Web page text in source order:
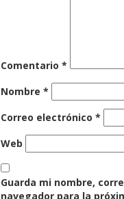
Comentario *
Nombre *
Correo electrónico *
Web
Guarda mi nombre,
navegador para la